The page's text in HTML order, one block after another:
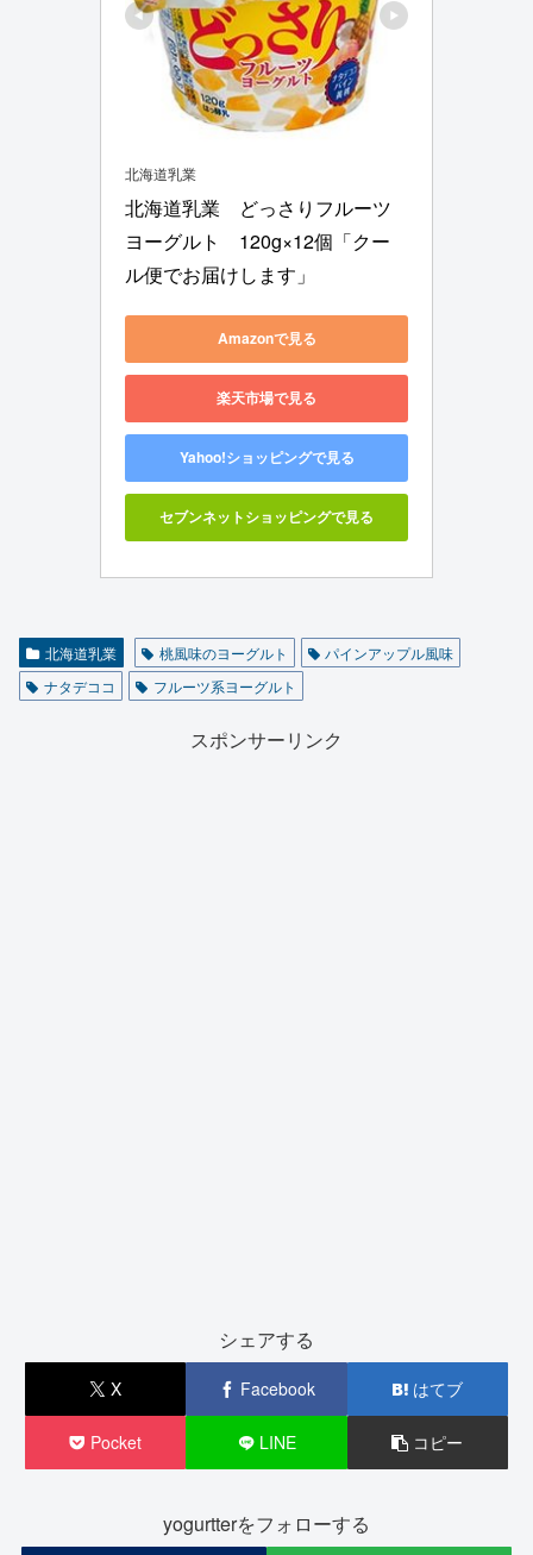
北海道乳業
北海道乳業　どっさりフルーツ
ヨーグルト　120g×12個「クー
ル便でお届けします」
Amazonで見る
楽天市場で見る
Yahoo!ショッピングで見る
セブンネットショッピングで見る
北海道乳業 桃風味のヨーグルト
パインアップル風味
ナタデココ
フルーツ系ヨーグルト
スポンサーリンク
シェアする
X Facebook はてブ
Pocket LINE コピー
yogurtterをフォローする